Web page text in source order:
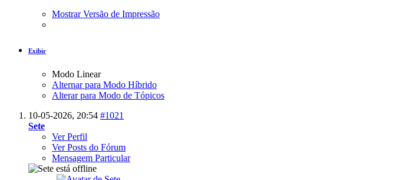
Mostrar Versão de Impressão
Exibir
Modo Linear
Alternar para Modo Híbrido
Alterar para Modo de Tópicos
10-05-2026, 20:54 #1021
Sete
Ver Perfil
Ver Posts do Fórum
Mensagem Particular